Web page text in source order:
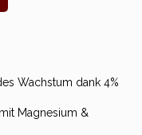
Wachstum dank 4%
mit Magnesium &